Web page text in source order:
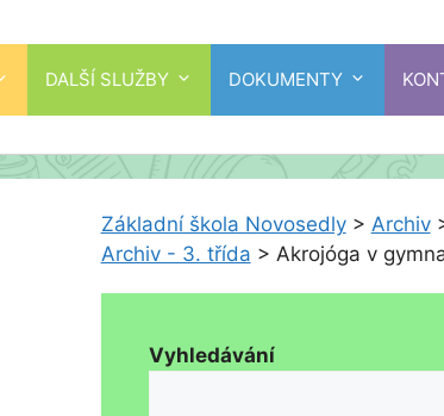
DALŠÍ SLUŽBY DOKUMENTY
Základní škola Novosedly> Archiv
Archiv - 3. třída > Akrojóga v
Vyhledávání